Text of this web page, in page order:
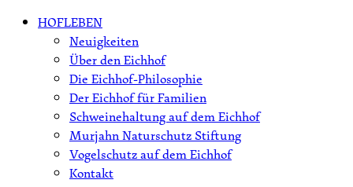
Skip HOFLEBEN
Neuigkeiten
Über den Eichhof
Die Eichhof-Philosophie
Der Eichhof für Familien
Schweinehaltung auf dem Eichhof
Murjahn Naturschutz Stiftung
Vogelschutz auf dem Eichhof
Kontakt